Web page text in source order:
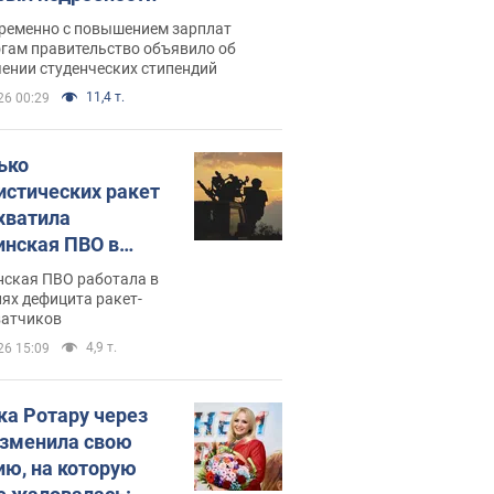
с повышением зарплат
правительство объявило об
студенческих стипендий
00:29 11,4 т.
ракет
ПВО в
в Минобороны
цифру
ПВО работала в
дефицита ракет-
15:09 4,9 т.
Ротару через
свою
на которую